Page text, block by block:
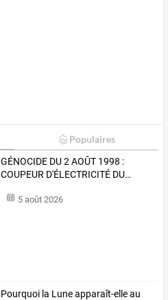
Populaires
GÉNOCIDE DU2AOÛT 1998 :
COUPEUR D'ÉLECTRICITÉ DU…
5 août 2026
Pourquoi la Luneapparaît-elleau